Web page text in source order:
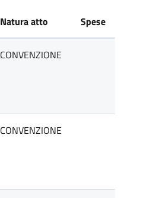
Natura atto Spese
CONVENZIONE
CONVENZIONE